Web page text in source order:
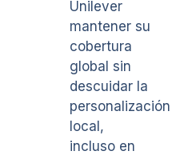
Unilever
mantener su
cobertura
global sin
descuidar la
personalización
local,
incluso en